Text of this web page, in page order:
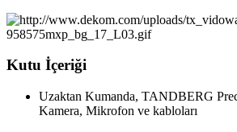
Kutu İçeriği
Uzaktan Kumanda, TANDBERG
Kamera, Mikrofon ve kabloları